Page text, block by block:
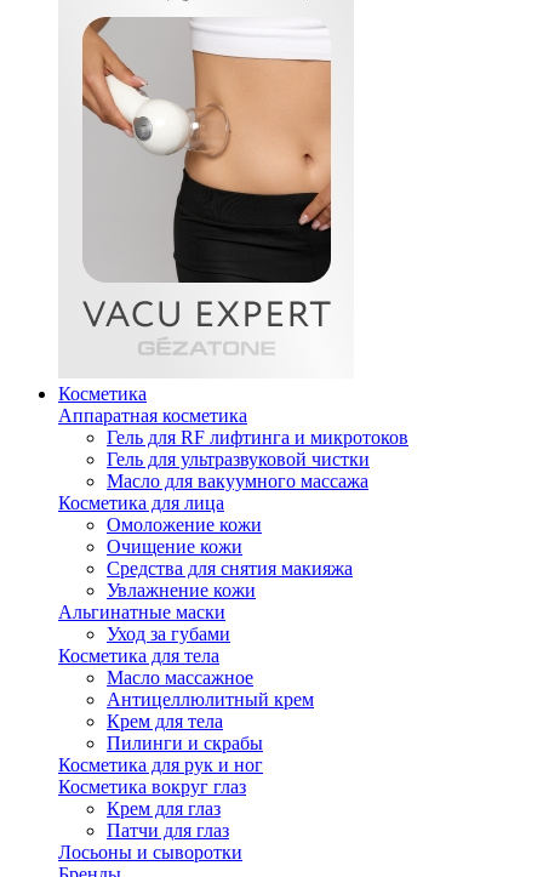
Косметика
Аппаратная косметика
Гель для RF лифтинга и микротоков
Гель для ультразвуковой чистки
Масло для вакуумного массажа
Косметика для лица
Омоложение кожи
Очищение кожи
Средства для снятия макияжа
Увлажнение кожи
Альгинатные маски
Уход за губами
Косметика для тела
Масло массажное
Антицеллюлитный крем
Крем для тела
Пилинги и скрабы
Косметика для рук и ног
Косметика вокруг глаз
Крем для глаз
Патчи для глаз
Лосьоны и сыворотки